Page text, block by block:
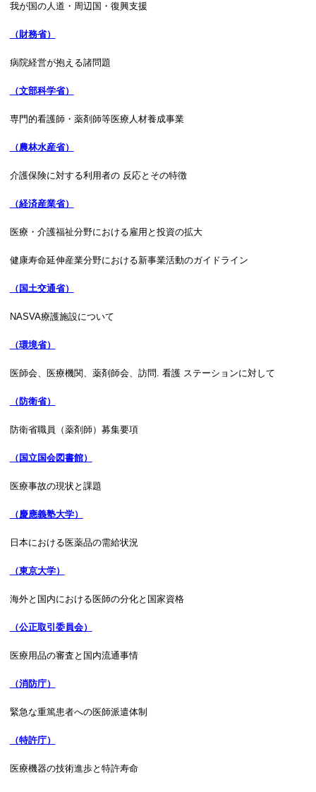
我が国の人道・周辺国・復興支援
（財務省）
病院経営が抱える諸問題
（文部科学省）
専門的看護師・薬剤師等医療人材養成事業
（農林水産省）
介護保険に対する利用者の 反応とその特徴
（経済産業省）
医療・介護福祉分野における雇用と投資の拡大
健康寿命延伸産業分野における新事業活動のガイドライン
（国土交通省）
NASVA療護施設について
（環境省）
医師会、医療機関、薬剤師会、訪問. 看護 ステーションに対して
（防衛省）
防衛省職員（薬剤師）募集要項
（国立国会図書館）
医療事故の現状と課題
（慶應義塾大学）
日本における医薬品の需給状況
（東京大学）
海外と国内における医師の分化と国家資格
（公正取引委員会）
医療用品の審査と国内流通事情
（消防庁）
緊急な重篤患者への医師派遣体制
（特許庁）
医療機器の技術進歩と特許寿命